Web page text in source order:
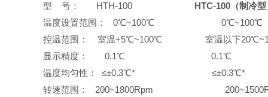
型
号： HTH-100 HTC-100（制冷型
温度设置范围：
0℃~100℃ 0℃~100℃
控温范围：
室温+5℃~100℃ 室温以下20℃
显示精度：
0.1℃ 0.1℃
温度均匀性：
≤±0.3℃* ≤±0.3℃*
转速范围：
200~1800Rpm